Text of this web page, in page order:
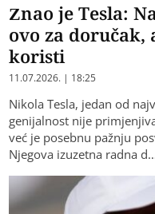
Znao je Tesla:
ovo za doručak,
koristi
11.07.2026. | 18:25
Nikola Tesla, jedan od
genijalnost nije
već je posebnu pažnju
Njegova izuzetna radna